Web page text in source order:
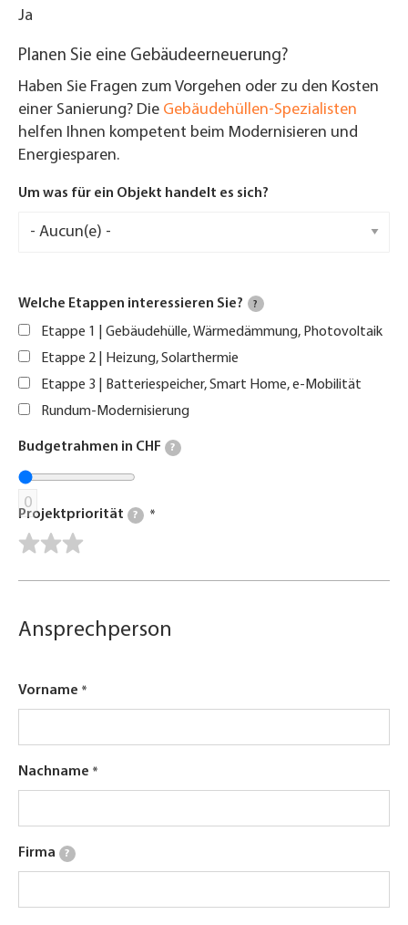
Ja
Planen Sie eine Gebäudeerneuerung?
Haben Sie Fragen zum Vorgehen oder zu den Kosten
einer Sanierung? Die Gebäudehüllen-Spezialisten
helfen Ihnen kompetent beim Modernisieren und
Energiesparen.
Um was für ein Objekt handelt es sich?
Welche Etappen interessieren Sie? ?
Etappe 1 | Gebäudehülle, Wärmedämmung, Photovoltaik
Etappe 2 | Heizung, Solarthermie
Etappe 3 | Batteriespeicher, Smart Home, e-Mobilität
Rundum-Modernisierung
Budgetrahmen in CHF ?
0
Projektpriorität ?
Ansprechperson
Vorname
Nachname
Firma ?